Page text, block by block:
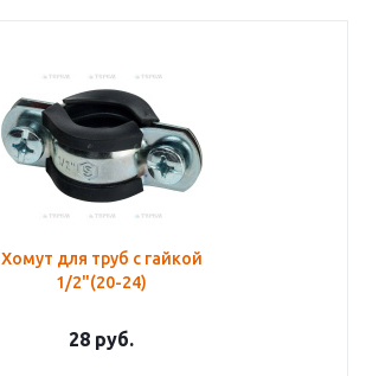
Хомут для труб с гайкой
1/2"(20-24)
28 руб.